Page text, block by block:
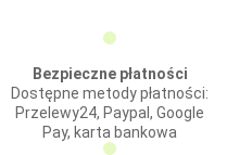
Bezpieczne płatności
Dostępne metody płatności:
Przelewy24, Paypal, Google
Pay, karta bankowa